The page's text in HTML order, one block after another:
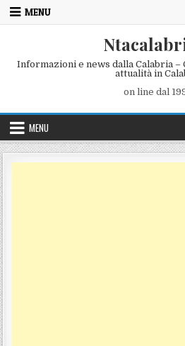
Skip to content
MENU
Informazioni e news dalla Calabria –
attualità in
on line dal
MENU